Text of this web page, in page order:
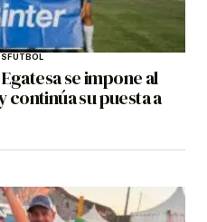
FÚTBOL
se impone al
continúa su puesta a